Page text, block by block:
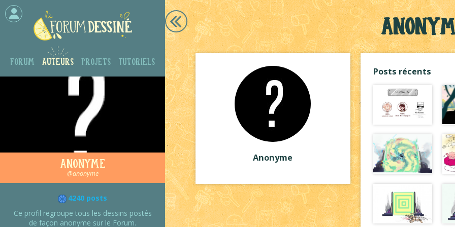
Forum Auteurs Projets Tutoriels
Anonyme
@anonyme
4240 posts
Ce profil regroupe tous les dessins postés
de façon anonyme sur le Forum.
Anonyme
Posts récents